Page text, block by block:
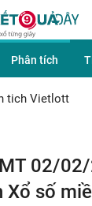
Phân tích
tich Vietlott
02/
số